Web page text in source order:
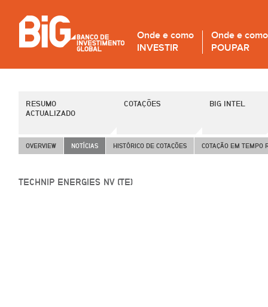
Onde e como
INVESTIR
Onde e como
POUPAR
RESUMO
ACTUALIZADO
COTAÇÕES BIG INTEL
OVERVIEW NOTÍCIAS HISTÓRICO DE COTAÇÕES COTAÇÃO EM TEMPO
TECHNIP ENERGIES NV (TE)